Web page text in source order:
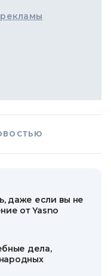
даже если вы не
от Yasno
дела,